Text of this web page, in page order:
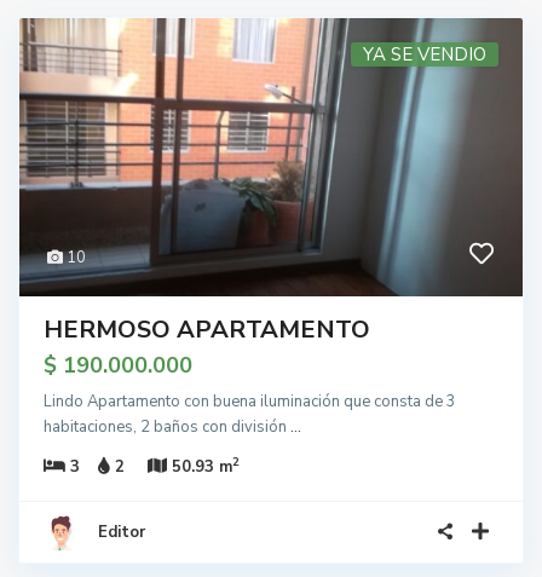
10
YA SE VENDIO
HERMOSO APARTAMENTO
$ 190.000.000
Lindo Apartamento con buena iluminación que consta de 3
habitaciones, 2 baños con división ...
3
2 50.93 m2
Editor